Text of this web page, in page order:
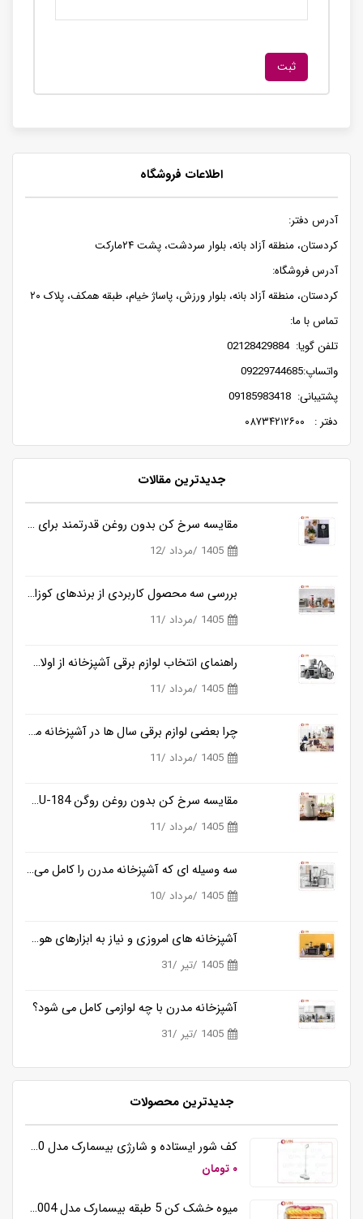
اطلاعات فروشگاه
آدرس دفتر:
کردستان، منطقه آزاد بانه، بلوار سردشت، پشت ۲۴مارکت
آدرس فروشگاه:
کردستان، منطقه آزاد بانه، بلوار ورزش، پاساژ خیام، طبقه همکف، پلاک ۲۰
تماس با ما:
تلفن گویا: 02128429884
واتساپ:09229744685
پشتیبانی: 09185983418
دفتر : ۰۸۷۳۴۲۱۲۶۰۰
جدیدترین مقالات
مقایسه سرخ کن بدون روغن قدرتمند برای آشپزی سالم تر
1405 /مرداد /12
بررسی سه محصول کاربردی از برندهای کوزانو، روگن و ناسا
1405 /مرداد /11
راهنمای انتخاب لوازم برقی آشپزخانه از اولان کالا
1405 /مرداد /11
چرا بعضی لوازم برقی سال ها در آشپزخانه می مانند و بعضی دیگر خیلی زود کنار گذاشته می شوند؟
1405 /مرداد /11
مقایسه سرخ کن بدون روغن روگن RU-184 و کوزانو KF818
1405 /مرداد /11
سه وسیله ای که آشپزخانه مدرن را کامل می کنند
1405 /مرداد /10
آشپزخانه های امروزی و نیاز به ابزارهای هوشمندتر
1405 /تیر /31
آشپزخانه مدرن با چه لوازمی کامل می شود؟
1405 /تیر /31
جدیدترین محصولات
کف شور ایستاده و شارژی بیسمارک مدل BM5510
۰ تومان
میوه خشک کن 5 طبقه بیسمارک مدل BM3004